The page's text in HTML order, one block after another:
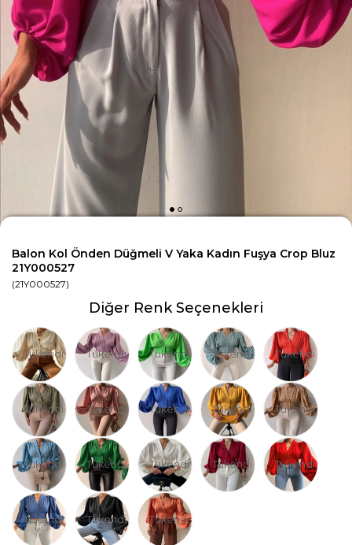
Balon Kol Önden Düğmeli V Yaka Kadın Fuşya Crop Bluz
21Y000527
(21Y000527)
Diğer Renk Seçenekleri
Tükendi Tükendi Tükendi Tükendi Tükendi
Tükendi Tükendi Tükendi Tükendi Tükendi
Tükendi Tükendi Tükendi Tükendi Tükendi
Tükendi Tükendi Tükendi